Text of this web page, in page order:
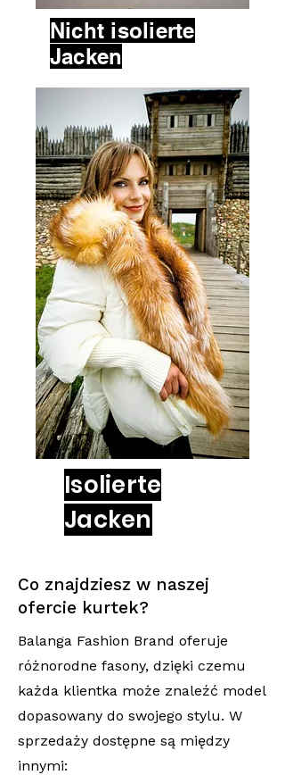
Nicht isolierte
Jacken
Isolierte
Jacken
Co znajdziesz w naszej
ofercie kurtek?
Balanga Fashion Brand oferuje
różnorodne fasony, dzięki czemu
każda klientka może znaleźć model
dopasowany do swojego stylu. W
sprzedaży dostępne są między
innymi: